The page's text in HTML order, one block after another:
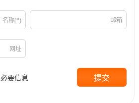
名称(*) 邮箱
网址
要信息